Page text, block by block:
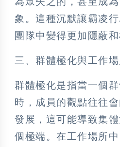
象。這種沉默讓霸凌
團隊中變得更加隱蔽和
三、群體極化與工作
群體極化是指當一個
時，成員的觀點往往
發展，這可能導致集
個極端。在工作場所